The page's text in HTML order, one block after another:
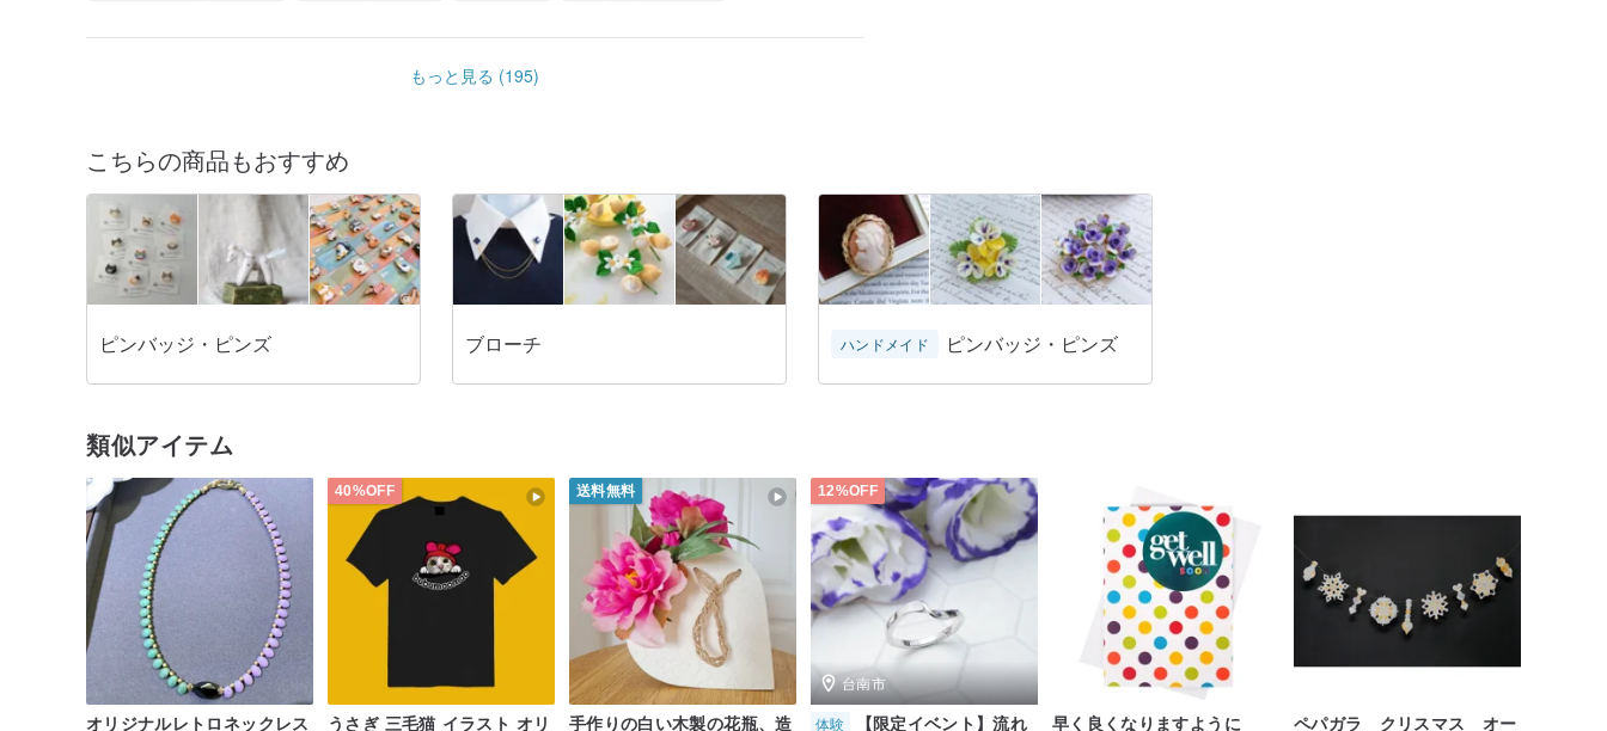
もっと見る (195)
こちらの商品もおすすめ
ピンバッジ・ピンズ ブローチ ハンドメイド ピンバッジ・ピンズ
類似アイテム
オリジナルレトロネックレス
40%OFF
うさぎ 三毛猫 イラスト オリ
送料無料
手作りの白い木製の花瓶、造
12%OFF
台南市
体験 【限定イベント】流れ 早く良くなりますように ペパガラ クリスマス オー